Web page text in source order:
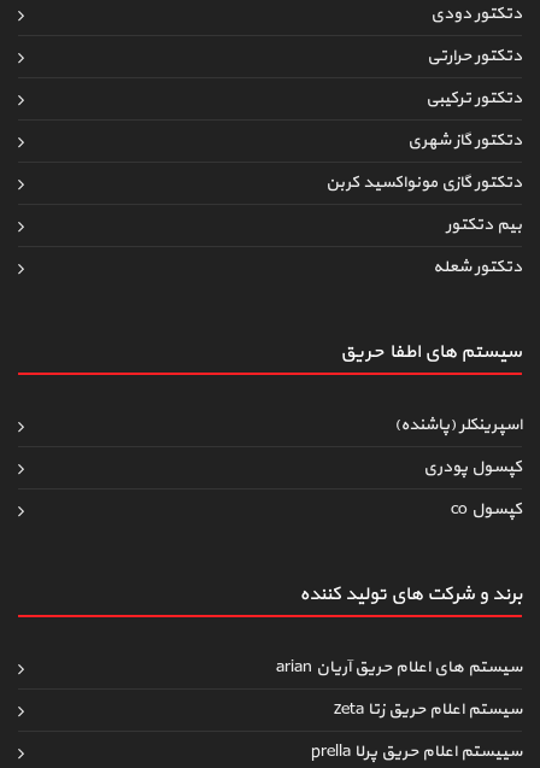
دتکتور دودی
دتکتور حرارتی
دتکتور ترکیبی
دتکتور گاز شهری
دتکتور گازی مونواکسید کربن
بیم دتکتور
دتکتور شعله
سیستم های اطفاءحریق
اسپرینکلر (پاشنده)
کپسول پودری
کپسول co
برند و شرکت های تولید کننده
سیستم های اعلام حریق آریان arian
سیستم اعلام حریق زتا zeta
سییستم اعلام حریق پرلا prella